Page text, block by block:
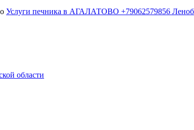
Услуги печника в АГАЛАТОВО +79062579856
области